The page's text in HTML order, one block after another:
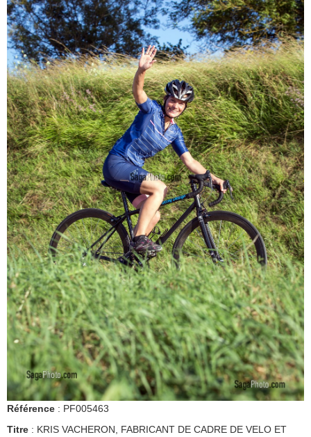
Référence : PF005463
Titre : KRIS VACHERON, FABRICANT DE CADRE DE VELO ET